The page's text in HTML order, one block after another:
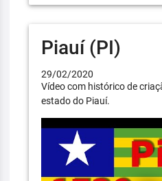
Piauí (PI)
29/02/2020
Vídeo com histórico de
estado do Piauí.